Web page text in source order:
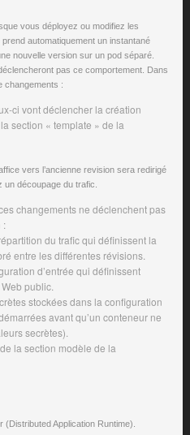
vous déployez ou modifiez les
automatiquement un instantané
nouvelle version sur un pod séparé.
pas ce comportement. Dans
changements :
ci vont déclencher la création
section « template » de la
vers l’ancienne revision sera redirigé
découpage du trafic.
changements ne déclenchent pas
:
du trafic qui définissent la
entre les différentes révisions.
d’entrée qui définissent
public.
stockées dans la configuration
avant qu’un conteneur ne
secrètes).
la section modèle de la
Application Runtime).